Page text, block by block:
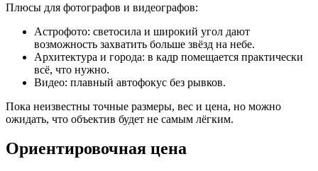
Плюсы для фотографов и видеографов:
Астрофото: светосила и широкий угол дают
возможность захватить больше звёзд на небе.
Архитектура и города: в кадр помещается практически
всё, что нужно.
Видео: плавный автофокус без рывков.
Пока неизвестны точные размеры, вес и цена, но можно
ожидать, что объектив будет не самым лёгким.
Ориентировочная цена